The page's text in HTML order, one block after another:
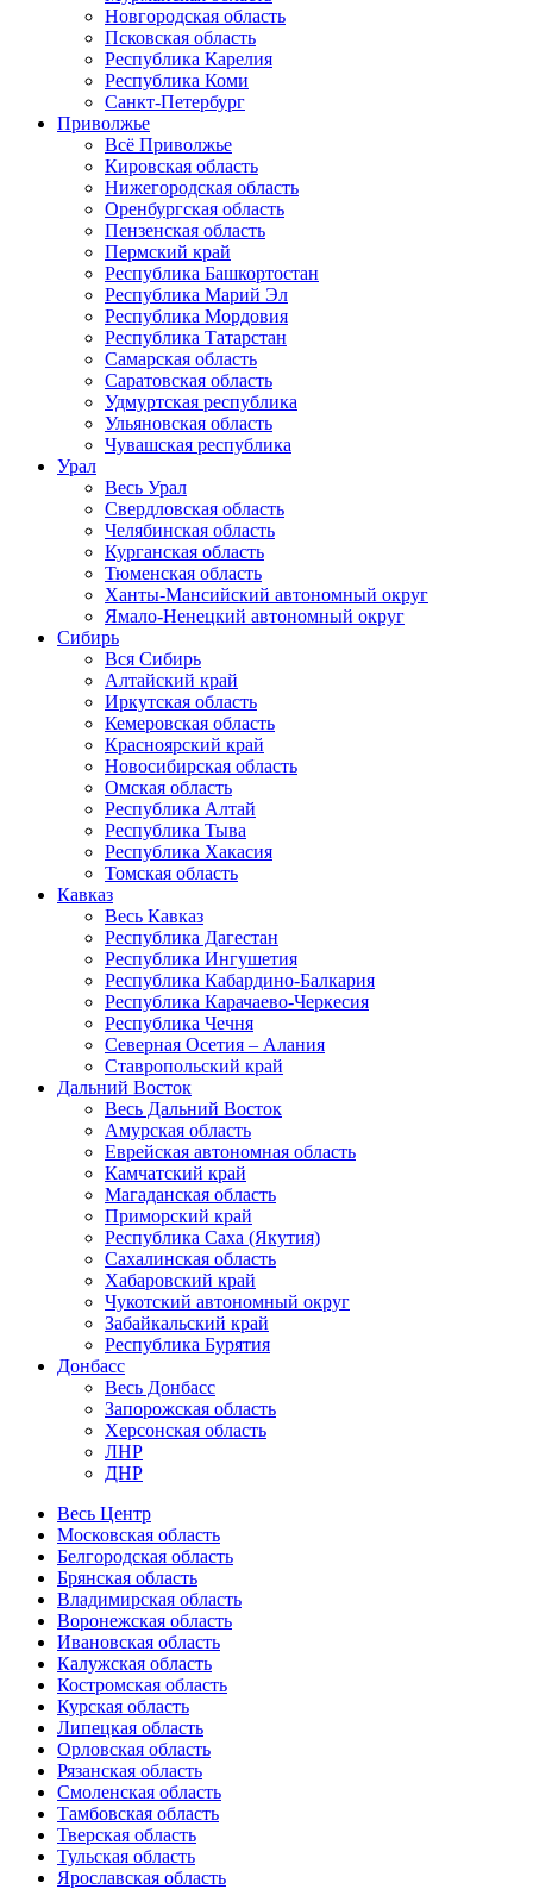
Новгородская область
Псковская область
Республика Карелия
Республика Коми
Санкт-Петербург
Приволжье
Всё Приволжье
Кировская область
Нижегородская область
Оренбургская область
Пензенская область
Пермский край
Республика Башкортостан
Республика Марий Эл
Республика Мордовия
Республика Татарстан
Самарская область
Саратовская область
Удмуртская республика
Ульяновская область
Чувашская республика
Урал
Весь Урал
Свердловская область
Челябинская область
Курганская область
Тюменская область
Ханты-Мансийский автономный округ
Ямало-Ненецкий автономный округ
Сибирь
Вся Сибирь
Алтайский край
Иркутская область
Кемеровская область
Красноярский край
Новосибирская область
Омская область
Республика Алтай
Республика Тыва
Республика Хакасия
Томская область
Кавказ
Весь Кавказ
Республика Дагестан
Республика Ингушетия
Республика Кабардино-Балкария
Республика Карачаево-Черкесия
Республика Чечня
Северная Осетия – Алания
Ставропольский край
Дальний Восток
Весь Дальний Восток
Амурская область
Еврейская автономная область
Камчатский край
Магаданская область
Приморский край
Республика Саха (Якутия)
Сахалинская область
Хабаровский край
Чукотский автономный округ
Забайкальский край
Республика Бурятия
Донбасс
Весь Донбасс
Запорожская область
Херсонская область
ЛНР
ДНР
Весь Центр
Московская область
Белгородская область
Брянская область
Владимирская область
Воронежская область
Ивановская область
Калужская область
Костромская область
Курская область
Липецкая область
Орловская область
Рязанская область
Смоленская область
Тамбовская область
Тверская область
Тульская область
Ярославская область